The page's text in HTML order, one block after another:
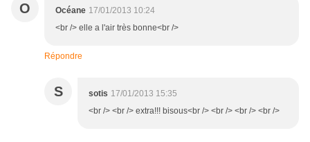
O Océane 17/01/2013 10:24
<br /> elle a l'air très bonne<br />
Répondre
S sotis 17/01/2013 15:35
<br /> <br /> extra!!! bisous<br /> <br /> <br /> <br />